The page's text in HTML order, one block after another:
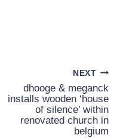
NEXT
dhooge & meganck
installs wooden ‘house
of silence’ within
renovated church in
belgium